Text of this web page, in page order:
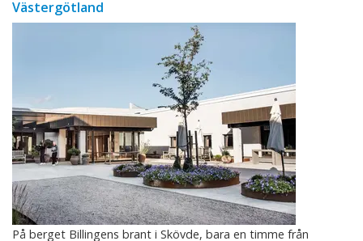
Västergötland
På berget Billingens brant i Skövde, bara en timme från